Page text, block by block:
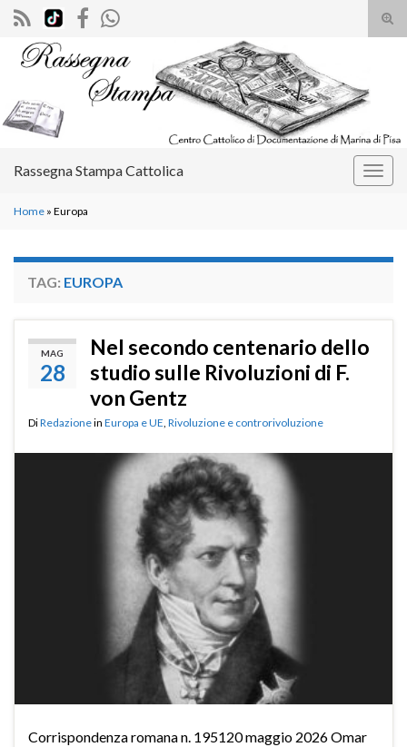
il
Search for:
Rassegna Stampa Cattolica
Home » Europa
TAG: EUROPA
MAG
28
Nel secondo centenario dello
studio sulle Rivoluzioni di F.
von Gentz
DiRedazionein Europa e UE Rivoluzione e controrivoluzione
Corrispondenza romana n. 195120 maggio 2026 Omar